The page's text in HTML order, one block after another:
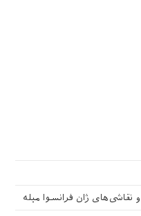
نقاشی‌های ژان فرانسوا میله